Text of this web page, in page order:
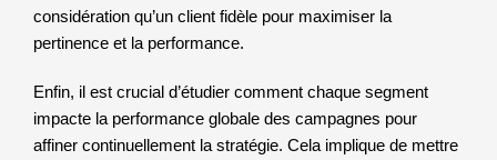
considération qu’un client fidèle pour maximiser la
pertinence et la performance.
Enfin, il est crucial d’étudier comment chaque segment
impacte la performance globale des campagnes pour
affiner continuellement la stratégie. Cela implique de mettre